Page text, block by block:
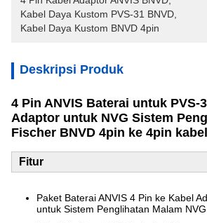
Kabel Daya Kustom PVS-31 BNVD
Kabel Daya Kustom BNVD 4pin
Deskripsi Produk
4 Pin ANVIS Baterai untuk PVS-
Adaptor untuk NVG Sistem
Fischer BNVD 4pin ke 4pin kabel
Fitur
Paket Baterai ANVIS 4 Pin ke Kabel
untuk Sistem Penglihatan Malam NVG